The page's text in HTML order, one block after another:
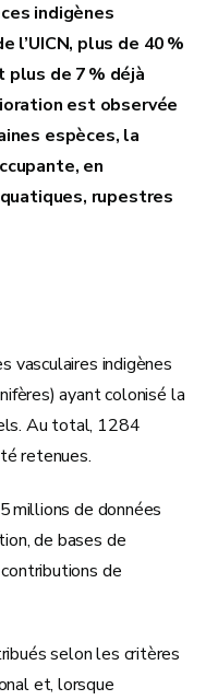
indigènes
l’UICN, plus de 40 %
plus de 7 % déjà
est observée
espèces, la
en
rupestres
vasculaires indigènes
ayant colonisé la
Au total, 1284
retenues.
millions de données
de bases de
de
selon les critères
et, lorsque